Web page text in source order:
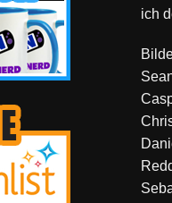
ich